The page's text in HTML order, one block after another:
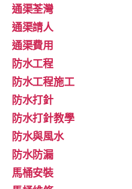
通渠荃灣
通渠請人
通渠費用
防水工程
防水工程施工
防水打針
防水打針教學
防水與風水
防水防漏
馬桶安裝